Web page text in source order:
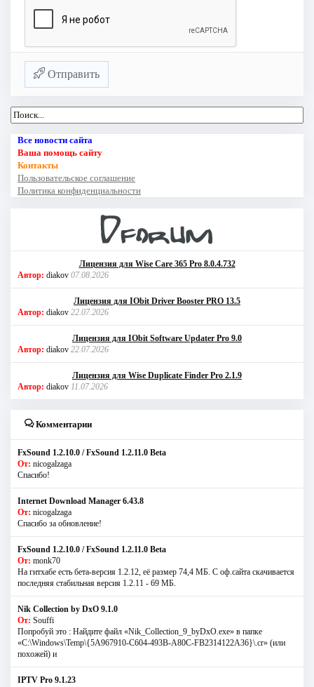
Отправить
Все новости сайта
Ваша помощь сайту
Контакты
Пользовательское соглашение
Политика конфиденциальности
Лицензия для Wise Care 365 Pro 8.0.4.732
Автор: diakov 07.08.2026
Лицензия для IObit Driver Booster PRO 13.5
Автор: diakov 22.07.2026
Лицензия для IObit Software Updater Pro 9.0
Автор: diakov 22.07.2026
Лицензия для Wise Duplicate Finder Pro 2.1.9
Автор: diakov 11.07.2026
Комментарии
FxSound 1.2.10.0 / FxSound 1.2.11.0 Beta
От: nicogalzaga
Спасибо!
Internet Download Manager 6.43.8
От: nicogalzaga
Спасибо за обновление!
FxSound 1.2.10.0 / FxSound 1.2.11.0 Beta
От: monk70
На гитхабе есть бета-версия 1.2.12, её размер 74,4 МБ. С оф.сайта скачивается
последняя стабильная версия 1.2.11 - 69 МБ.
Nik Collection by DxO 9.1.0
От: Souffi
Попробуй это : Найдите файл «Nik_Collection_9_byDxO.exe» в папке
«C:\Windows\Temp\{5A967910-C604-493B-A80C-FB2314122A36}\.cr» (или
похожей) и
IPTV Pro 9.1.23